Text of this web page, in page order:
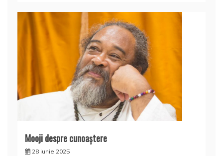
Mooji despre cunoaştere
28 iunie 2025